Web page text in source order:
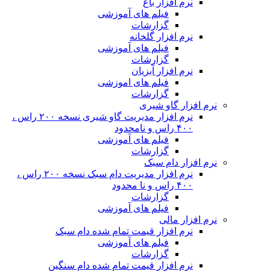
نرم افزار باغ
فیلم های آموزشی
گزارشات
نرم افزار گلخانه
فیلم های آموزشی
گزارشات
نرم افزار آبزیان
فیلم های اموزشی
گزارشات
نرم افزار گاو شیری
نرم افزار مدیریت گاو شیری نسخه ۲۰۰ راس ،
۴۰۰ راس و نامحدود
فیلم های آموزشی
گزارشات
نرم افزار دام سبک
نرم افزار مدیریت دام سبک نسخه ۲۰۰ راس ،
۴۰۰ راس و نا محدود
گزارشات
فیلم های آموزشی
نرم افزار مالی
نرم افزار قیمت تمام شده دام سبک
فیلم های آموزشی
گزارشات
نرم افزار قیمت تمام شده دام سنگین